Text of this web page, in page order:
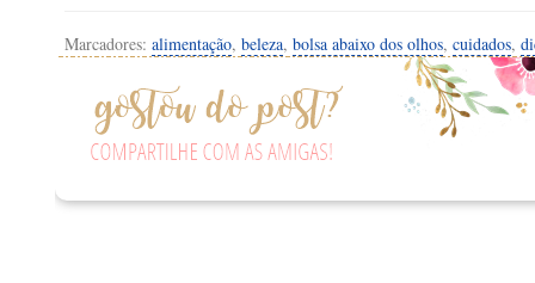
Marcadores: alimentação, beleza, bolsa abaixo dos olhos, cuidados,